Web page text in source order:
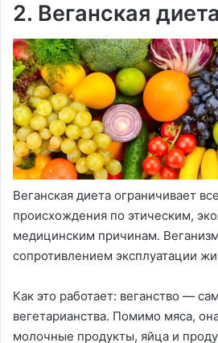
2. Веганская диета
Веганская диета ограничивает
происхождения по этическим,
медицинским причинам.
сопротивлением эксплуатации
Как это работает: веганство —
вегетарианства. Помимо мяса,
молочные продукты, яйца и